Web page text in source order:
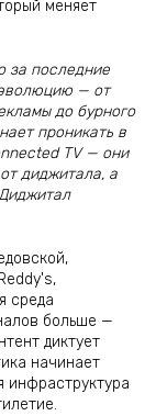
меняет
за последние
— от
до бурного
проникать в
TV — они
диджитала, а
среда
больше —
диктует
начинает
инфраструктура